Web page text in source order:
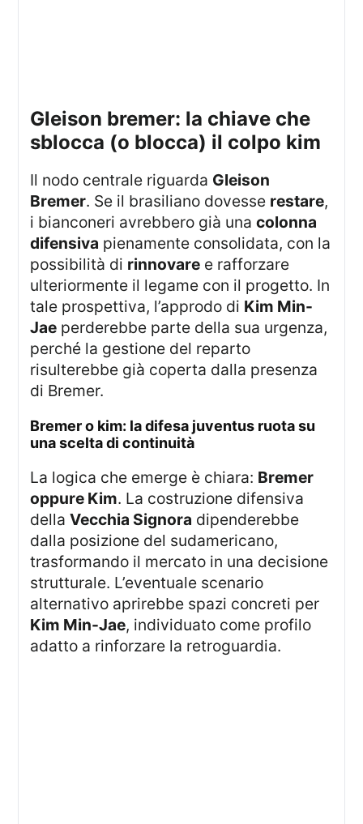
gleison bremer: la chiave che
sblocca (o blocca) il colpo kim
Il nodo centrale riguarda Gleison
Bremer. Se il brasiliano dovesse restare,
i bianconeri avrebbero già unacolonna
difensiva pienamente consolidata, con la
possibilità di rinnovare e rafforzare
ulteriormente il legame con il progetto. In
tale prospettiva, l’approdo di Kim Min-
Jae perderebbe parte della sua urgenza,
perché la gestione del reparto
risulterebbe già coperta dalla presenza
di Bremer.
bremer o kim: la difesa juventus ruota su
una scelta di continuità
La logica che emerge è chiara: Bremer
oppure Kim. La costruzione difensiva
dellaVecchia Signora dipenderebbe
dalla posizione del sudamericano,
trasformando il mercato in una decisione
strutturale. L’eventuale scenario
alternativo aprirebbe spazi concreti per
Kim Min-Jae, individuato come profilo
adatto a rinforzare la retroguardia.